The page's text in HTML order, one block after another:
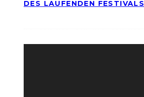
DES LAUFENDEN FESTIVALS